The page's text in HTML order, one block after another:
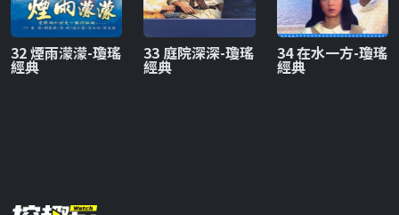
32 煙雨濛濛-瓊瑤
經典
33 庭院深深-瓊瑤
經典
34 在水一方-瓊瑤
經典